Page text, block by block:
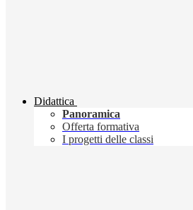
Didattica
Panoramica
Offerta formativa
I progetti delle classi